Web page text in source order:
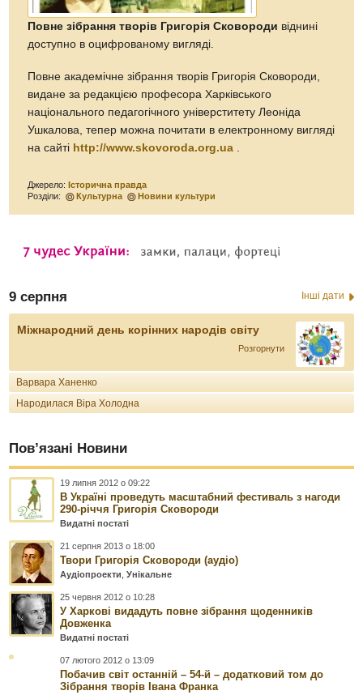
Повне зібрання творів Григорія Сковороди віднині
доступно в оцифрованому вигляді.
Повне академічне зібрання творів Григорія Сковороди,
видане за редакцією професора Харківського
національного педагогічного універститету Леоніда
Ушкалова, тепер можна почитати в електронному вигляді
на сайті http://www.skovoroda.org.ua
Джерело:Історична правда
Розділи:
Культурна Новини культури
9 серпня Інші дати
Міжнародний день корінних народів світу
Розгорнути
Варвара Ханенко
Народилася Віра Холодна
Пов’язані Новини
19 липня 2012 о 09:22
В Україні проведуть масштабний фестиваль з нагоди
290-річчя Григорія Сковороди
Видатні постаті
21 серпня 2013 о 18:00
Твори Григорія Сковороди (аудіо)
Аудіопроекти ,Унікальне
25 червня 2012 о 10:28
У Харкові видадуть повне зібрання щоденників
Довженка
Видатні постаті
07 лютого 2012 о 13:09
Побачив світ останній – 54-й – додатковий том до
Зібрання творів Івана Франка